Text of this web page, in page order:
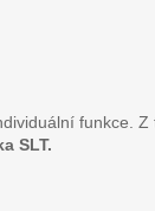
funkce. Z
SLT.